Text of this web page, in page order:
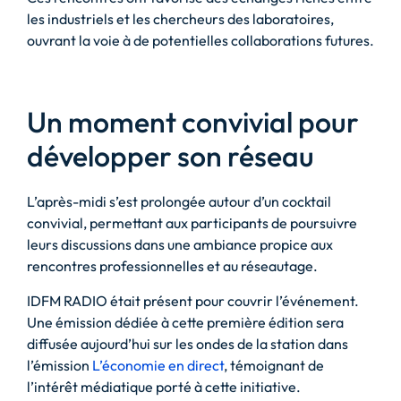
les industriels et les chercheurs des laboratoires,
ouvrant la voie à de potentielles collaborations futures.
Un moment convivial pour
développer son réseau
L’après-midi s’est prolongée autour d’un cocktail
convivial, permettant aux participants de poursuivre
leurs discussions dans une ambiance propice aux
rencontres professionnelles et au réseautage.
IDFM RADIO était présent pour couvrir l’événement.
Une émission dédiée à cette première édition sera
diffusée aujourd’hui sur les ondes de la station dans
l’émission L’économie en direct, témoignant de
l’intérêt médiatique porté à cette initiative.